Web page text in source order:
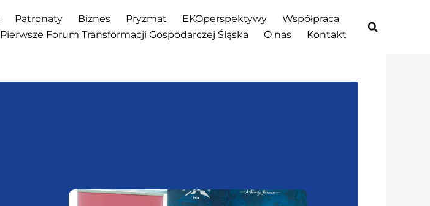
Patronaty Biznes Pryzmat EKOperspektywy
Współpraca
Pierwsze Forum Transformacji Gospodarczej Śląska
O nas Kontakt